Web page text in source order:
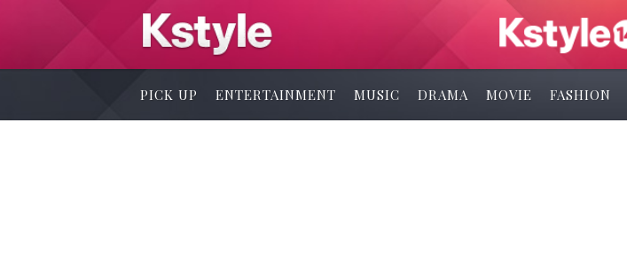
PICK UP ENTERTAINMENT MUSIC DRAMA MOVIE FASHION